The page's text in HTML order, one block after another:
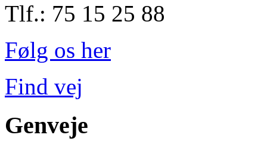
Tlf.: 75 15 25 88
Følg os her
Find vej
Genveje